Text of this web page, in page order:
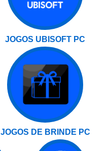
JOGOS UBISOFT PC
JOGOS DE BRINDE PC